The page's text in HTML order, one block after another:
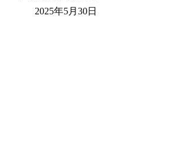
2025年5月30日